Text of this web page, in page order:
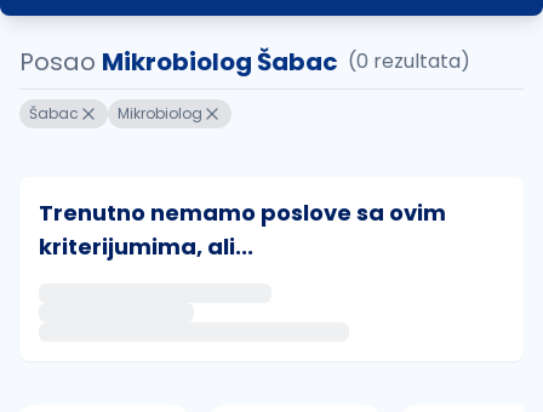
Posao Mikrobiolog Šabac (0 rezultata)
Šabac Mikrobiolog
Trenutno nemamo poslove sa ovim
kriterijumima, ali...